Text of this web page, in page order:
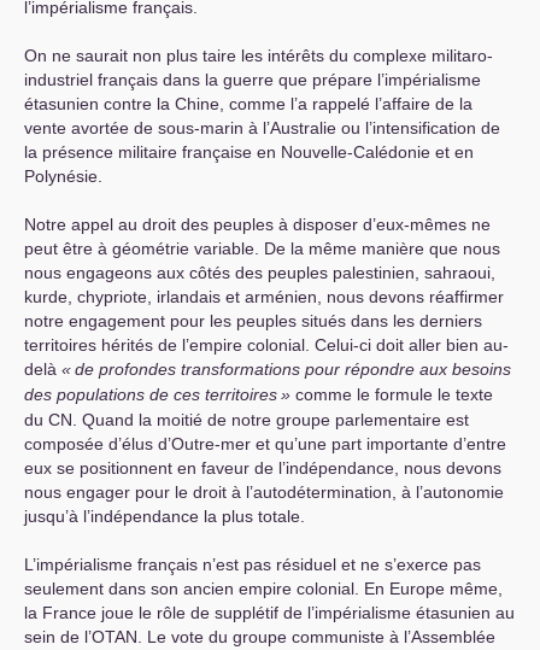
l’impérialisme français.
On ne saurait non plus taire les intérêts du complexe militaro-
industriel français dans la guerre que prépare l’impérialisme
étasunien contre la Chine, comme l’a rappelé l’affaire de la
vente avortée de sous-marin à l’Australie ou l’intensification de
la présence militaire française en Nouvelle-Calédonie et en
Polynésie.
Notre appel au droit des peuples à disposer d’eux-mêmes ne
peut être à géométrie variable. De la même manière que nous
nous engageons aux côtés des peuples palestinien, sahraoui,
kurde, chypriote, irlandais et arménien, nous devons réaffirmer
notre engagement pour les peuples situés dans les derniers
territoires hérités de l’empire colonial. Celui-ci doit aller bien au-
delà «de profondes transformations pour répondre aux besoins
des populations de ces territoires» comme le formule le texte
du CN . Quand la moitié de notre groupe parlementaire est
composée d’élus d’Outre-mer et qu’une part importante d’entre
eux se positionnent en faveur de l’indépendance, nous devons
nous engager pour le droit à l’autodétermination, à l’autonomie
jusqu’à l’indépendance la plus totale.
L’impérialisme français n’est pas résiduel et ne s’exerce pas
seulement dans son ancien empire colonial. En Europe même,
la France joue le rôle de supplétif de l’impérialisme étasunien au
sein de l’OTAN . Le vote du groupe communiste à l’Assemblée